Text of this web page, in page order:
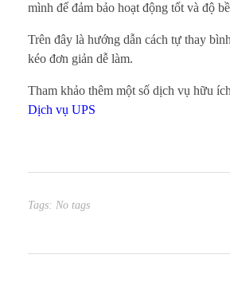
mình để đảm bảo hoạt động tốt và độ
Trên đây là hướng dẫn cách tự thay
kéo đơn giản dễ làm.
Tham khảo thêm một số dịch vụ hữu
Dịch vụ UPS
Tags: No tags